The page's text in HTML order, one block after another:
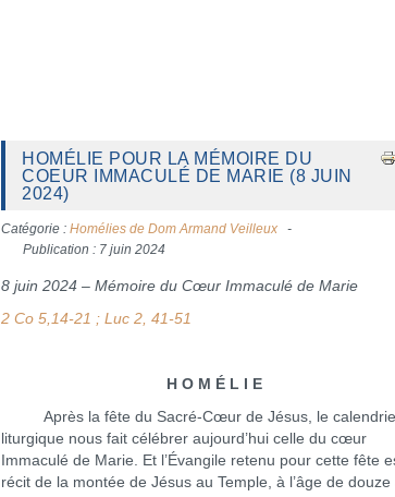
HOMÉLIE POUR LA MÉMOIRE DU
COEUR IMMACULÉ DE MARIE (8 JUIN
2024)
Catégorie :Homélies de Dom Armand Veilleux
Publication : 7 juin 2024
8 juin 2024 – Mémoire du Cœur Immaculé de Marie
2 Co 5,14-21 ; Luc 2, 41-51
H O M É L I E
Après la fête du Sacré-Cœur de Jésus, le
liturgique nous fait célébrer aujourd’hui celle du cœur
Immaculé de Marie. Et l’Évangile retenu pour cette fête
récit de la montée de Jésus au Temple, à l’âge de douze